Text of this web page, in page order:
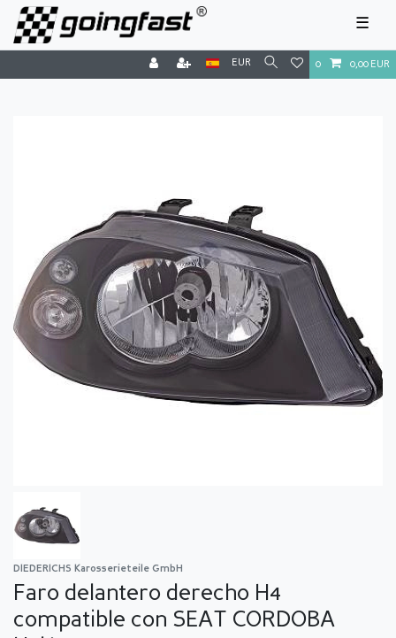
☰
EUR 0 0,00 EUR
DIEDERICHS Karosserieteile GmbH
Faro delantero derecho H4
compatible con SEAT CORDOBA